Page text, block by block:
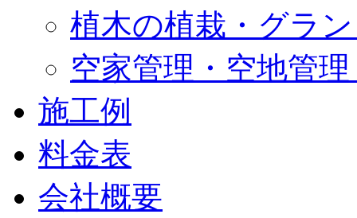
植木の植栽・グラ
空家管理・空地管
施工例
料金表
会社概要